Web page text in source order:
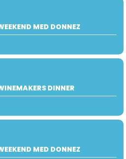
MED DONNEZ
DINNER
MED DONNEZ